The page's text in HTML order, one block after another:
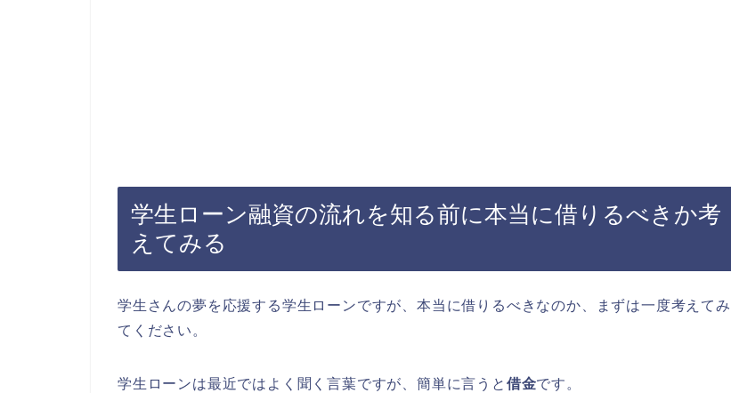
学生ローン融資の流れを知る前に本当に借りるべきか考
えてみる
学生さんの夢を応援する学生ローンですが、本当に借りるべきなのか、まずは一度考えてみ
てください。
学生ローンは最近ではよく聞く言葉ですが、簡単に言うと 借金です。